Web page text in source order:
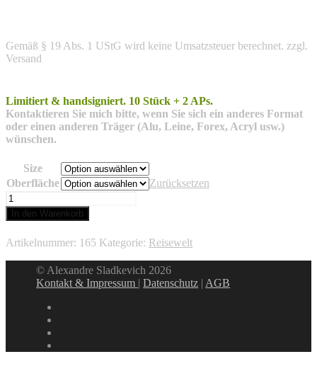
Gemäß § 19 Abs. 1 UStG wird keine Umsatzsteuer berechnet. zzgl.
Versand
Limitiert & handsigniert. 10 Stück + 2 APs.
Kontaktieren Sie mich bitte, wenn Sie sich ein anderes Format
oder einen anderen Träger (Alu, Leine, Forex, Acryl usw.)
wünschen.
Size
Oberfläche
Zurücksetzen
Tromsø
2
Menge
In den Warenkorb
Artikelnummer: 165 Kategorie: Reisewelt
© Alexandre Sladkevich 2026
Kontakt & Impressum |Datenschutz | AGB